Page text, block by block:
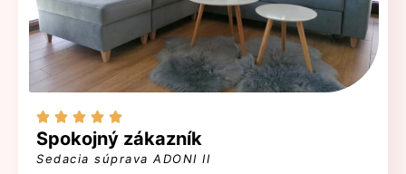
    
Spokojný zákazník
Sedacia súprava ADONI II